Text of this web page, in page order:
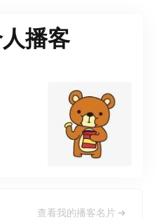
播客
查看我的播客名片